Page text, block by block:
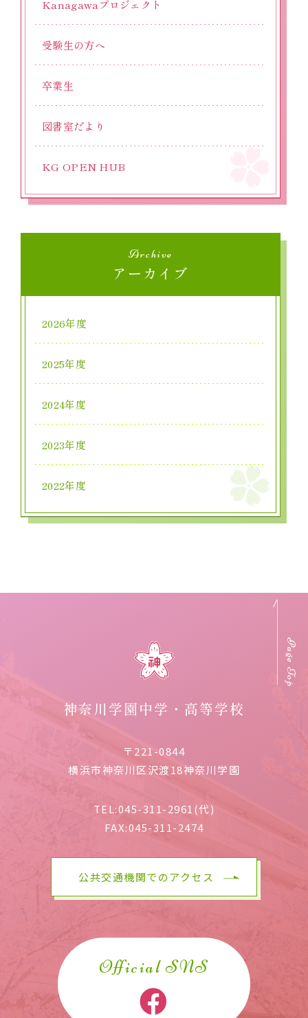
Kanagawaプロジェクト
受験生の方へ
卒業生
図書室だより
KG OPEN HUB
Archive
アーカイブ
2026年度
2025年度
2024年度
2023年度
2022年度
神奈川学園中学・高等学校
〒221-0844
横浜市神奈川区沢渡18神奈川学園
TEL:045-311-2961(代)
FAX:045-311-2474
公共交通機関でのアクセス
Official SNS
Page Top